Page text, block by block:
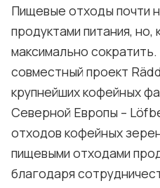
Пищевые отходы почти
продуктами питания, но,
максимально
совместный проект
крупнейших кофейных
Северной Европы –
отходов кофейных
пищевыми отходами
благодаря